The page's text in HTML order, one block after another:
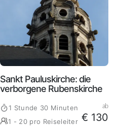
Sankt Pauluskirche: die
verborgene Rubenskirche
1 Stunde 30 Minuten
1 - 20 pro Reiseleiter
ab
€ 130